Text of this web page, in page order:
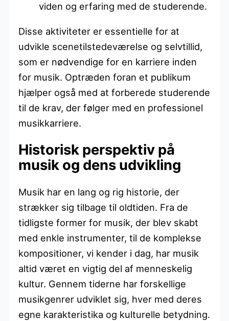
viden og erfaring med de studerende.
Disse aktiviteter er essentielle for at
udvikle scenetilstedeværelse og selvtillid,
som er nødvendige for en karriere inden
for musik. Optræden foran et publikum
hjælper også med at forberede studerende
til de krav, der følger med en professionel
musikkarriere.
Historisk perspektiv på
musik og dens udvikling
Musik har en lang og rig historie, der
strækker sig tilbage til oldtiden. Fra de
tidligste former for musik, der blev skabt
med enkle instrumenter, til de komplekse
kompositioner, vi kender i dag, har musik
altid været en vigtig del af menneskelig
kultur. Gennem tiderne har forskellige
musikgenrer udviklet sig, hver med deres
egne karakteristika og kulturelle betydning.